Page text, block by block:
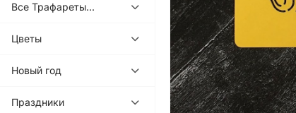
Все Трафареты...
Цветы
Новый год
Праздники